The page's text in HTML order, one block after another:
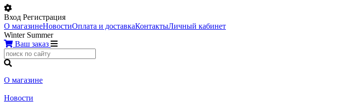
Вход Регистрация
О магазинеНовостиОплата и доставкаКонтактыЛичный кабинет
Winter Summer
Ваш заказ
О магазине
Новости